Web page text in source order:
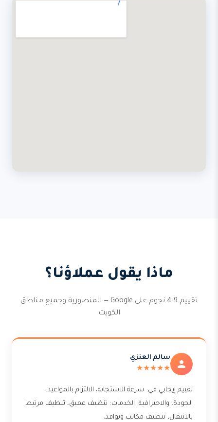
ماذا يقول عملاؤنا؟
تقييم 4.9 نجوم على Google — المنصورية وجميع مناطق
الكويت
سالم العنزي
★★★★★
تقييم إيجابي في: سرعة الاستجابة، الالتزام بالمواعيد،
الجودة، والاحترافية. الخدمات: تنظيف عميق، تنظيف مرتبط
بالانتقال، تنظيف مكاتب ونوافذ.